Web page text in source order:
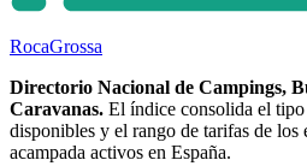
RocaGrossa
Directorio Nacional de Campings,
Caravanas. El índice consolida el
disponibles y el rango de tarifas de los
acampada activos en España.